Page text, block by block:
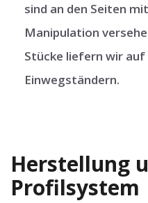
sind an den Seiten
Manipulation
Stücke liefern wir auf
Einwegständern.
Herstellung
Profilsystem